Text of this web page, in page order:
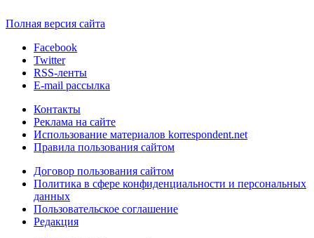
Полная версия сайта
Facebook
Twitter
RSS-ленты
E-mail рассылка
Контакты
Реклама на сайте
Использование материалов korrespondent.net
Правила пользования сайтом
Договор пользования сайтом
Политика в сфере конфиденциальности и персональных
данных
Пользовательское соглашение
Редакция